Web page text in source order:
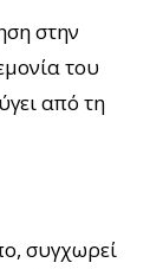
στην
του
από τη
συγχωρεί